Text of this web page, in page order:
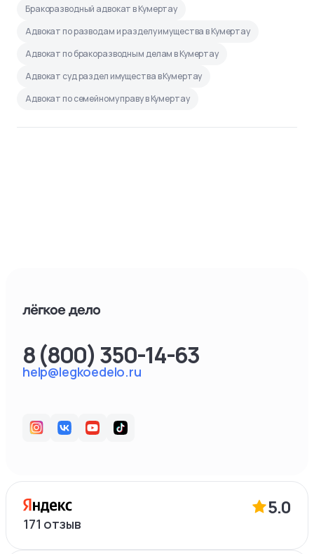
Бракоразводный адвокат в Кумертау
Адвокат по разводам и разделу имущества в Кумертау
Адвокат по бракоразводным делам в Кумертау
Адвокат суд раздел имущества в Кумертау
Адвокат по семейному праву в Кумертау
help@legkoedelo.ru
8 (800) 350-14-63
5.0
171 отзыв